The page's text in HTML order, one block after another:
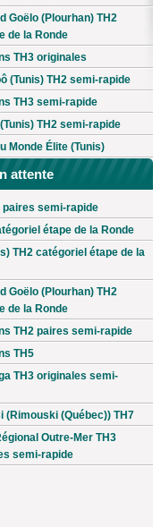
Goëlo (Plourhan) TH2
de la Ronde
TH3 originales
(Tunis) TH2 semi-rapide
TH3 semi-rapide
TH2 semi-rapide
Monde Élite (Tunis)
attente
paires semi-rapide
étape de la Ronde
TH2 catégoriel étape de la
Goëlo (Plourhan) TH2
de la Ronde
TH2 paires semi-rapide
TH5
TH3 originales semi-
(Rimouski (Québec)) TH7
Outre-Mer TH3
semi-rapide